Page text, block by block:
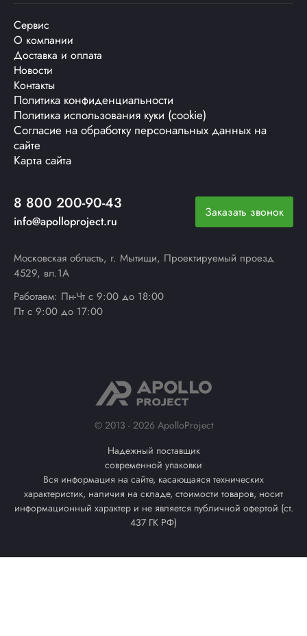
© 2013 - 2026 ApolloProject
Надежный поставщик
современной упаковки
Вся информация на сайте, касающаяся технических
характеристик, наличия на складе, стоимости товаров, носит
информационный характер и не является публичной офертой (ст.
437 ГК РФ)
Сервис
О компании
Доставка и оплата
Новости
Контакты
Политика конфиденциальности
Политика использования куки (cookie)
Согласие на обработку персональных данных на
сайте
Карта сайта
8 800 200-90-43
info@apolloproject.ru
Заказать звонок
Московская область, г. Мытищи, Проектируемый проезд
4529, вл.1А
Работаем: Пн-Чт с 9:00 до 18:00
Пт с 9:00 до 17:00